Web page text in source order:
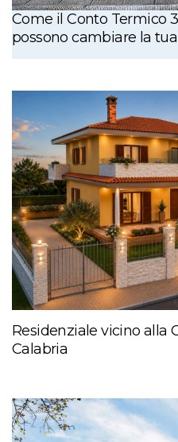
Come il Conto Termico
possono cambiare la
Residenziale vicino alla
Calabria